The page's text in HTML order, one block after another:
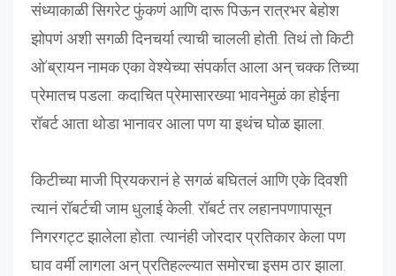
संध्याकाळी सिगरेट फुंकणं आणि दारू पिऊन रात्रभर बेहोश
झोपणं अशी सगळी दिनचर्या त्याची चालली होती. तिथं तो किटी
ओ’ब्रायन नामक एका वेश्येच्या संपर्कात आला अन् चक्क तिच्या
प्रेमातच पडला. कदाचित प्रेमासारख्या भावनेमुळं का होईना
रॉबर्ट आता थोडा भानावर आला पण या इथंच घोळ झाला.
किटीच्या माजी प्रियकरानं हे सगळं बघितलं आणि एके दिवशी
त्यानं रॉबर्टची जाम धुलाई केली. रॉबर्ट तर लहानपणापासून
निगरगट्ट झालेला होता. त्यानंही जोरदार प्रतिकार केला पण
घाव वर्मी लागला अन् प्रतिहल्ल्यात समोरचा इसम ठार झाला.